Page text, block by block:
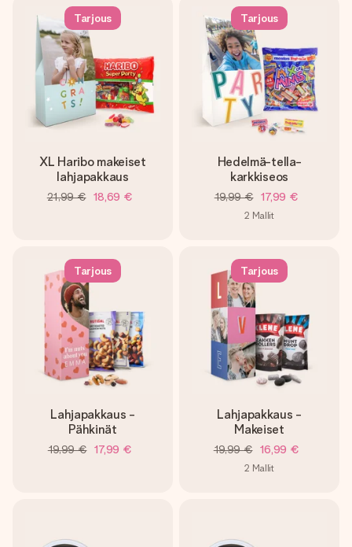
Tarjous
XL Haribo makeiset
lahjapakkaus
21,99 € 18,69 €
Tarjous
Hedelmä-tella-
karkkiseos
19,99 € 17,99 €
2 Mallit
Tarjous
Lahjapakkaus -
Pähkinät
19,99 € 17,99 €
Tarjous
Lahjapakkaus -
Makeiset
19,99 € 16,99 €
2 Mallit